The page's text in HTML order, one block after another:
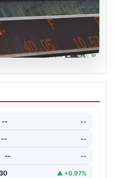
açıklanacak?
belli oldu
-- --
-- --
-- --
▲ +0.97%